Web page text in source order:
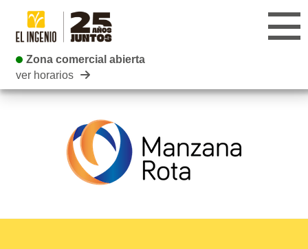
Zona comercial abierta
TIENDAS
Zona comercial abierta
ver horarios